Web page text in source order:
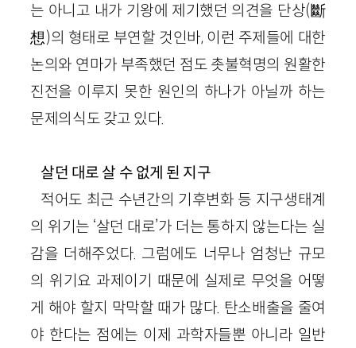
는 아니고 내가 기왕에 제기했던 의견을 단상(斷
想)의 형태로 부연할 것인바, 이런 주제들에 대한
논의와 연마가 부족했던 점도 촛불혁명의 원활한
진전을 이루지 못한 원인의 하나가 아닐까 하는
문제의식도 갖고 있다.
살던 대로 살 수 없게 된 지구
적어도 최근 수년간의 기후변화 등 지구생태계
의 위기는 ‘살던 대로’가 더는 통하지 않는다는 실
감을 더해주었다. 그럼에도 너무나 엄청난 규모
의 위기요 과제이기 때문에 실제로 무엇을 어떻
게 해야 할지 막막할 때가 많다. 탄소배출을 줄여
야 한다는 점에는 이제 과학자들뿐 아니라 일반